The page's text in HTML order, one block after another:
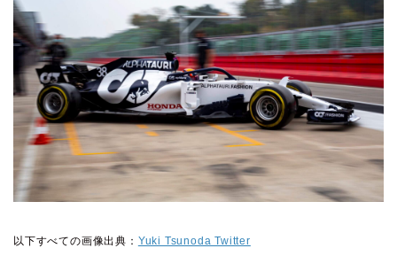
以下すべての画像出典： Yuki Tsunoda Twitter